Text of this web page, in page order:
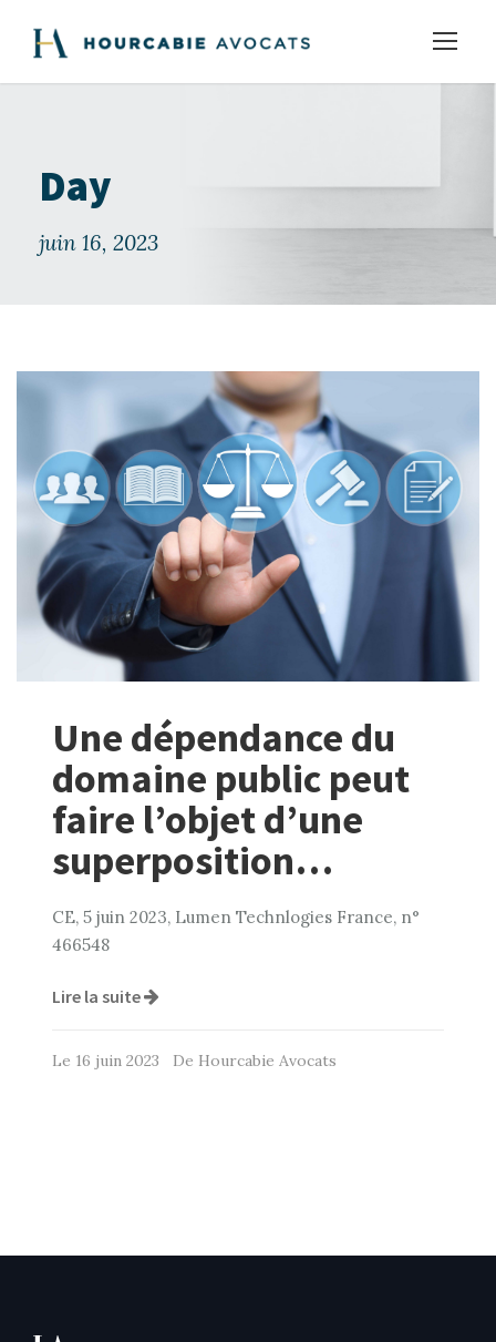
Day
juin 16, 2023
Une dépendance du
domaine public peut
faire l’objet d’une
superposition…
CE, 5 juin 2023, Lumen Technlogies France, n°
466548
Lire la suite
Le 16 juin 2023 De Hourcabie Avocats